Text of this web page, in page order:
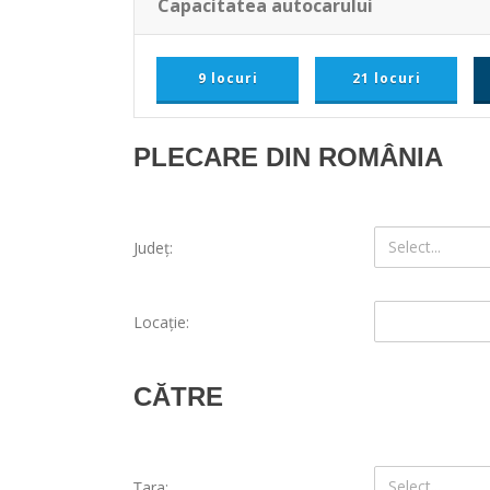
Capacitatea autocarului
9 locuri 21 locuri
PLECARE DIN ROMÂNIA
Judeţ: Select...
Locație:
CĂTRE